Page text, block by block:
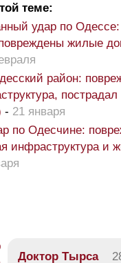
теме:
удар по Одессе:
жилые
район:
- 21 января
по Одесчине:
инфраструктура
Доктор Тырса